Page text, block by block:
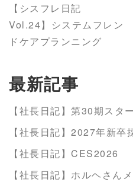
【シスフレ日記
Vol.24】システムフレン
ドケアプランニング
最新記事
【社長日記】第30期スタ
【社長日記】2027年新卒
【社長日記】CES2026
【社長日記】ホルヘさん